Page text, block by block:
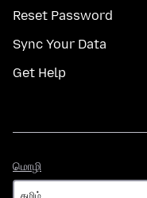
Reset Password
Sync Your Data
Get Help
மொழி